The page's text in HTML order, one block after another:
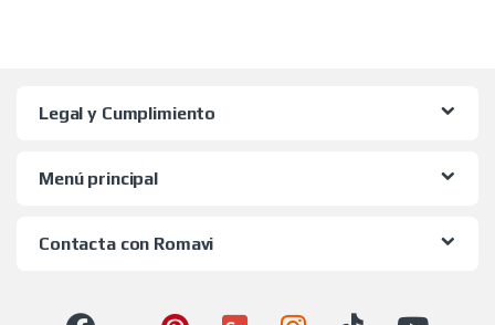
Legal y Cumplimiento
Menú principal
Contacta con Romavi